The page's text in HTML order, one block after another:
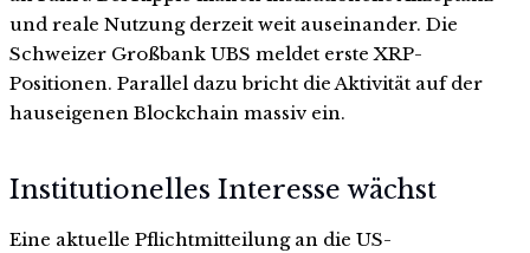
und reale Nutzung derzeit weit auseinander. Die
Schweizer Großbank UBS meldet erste XRP-
Positionen. Parallel dazu bricht die Aktivität auf der
hauseigenen Blockchain massiv ein.
Institutionelles Interesse wächst
Eine aktuelle Pflichtmitteilung an die US-